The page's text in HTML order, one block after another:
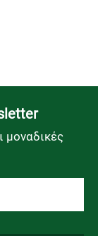
μοναδικές